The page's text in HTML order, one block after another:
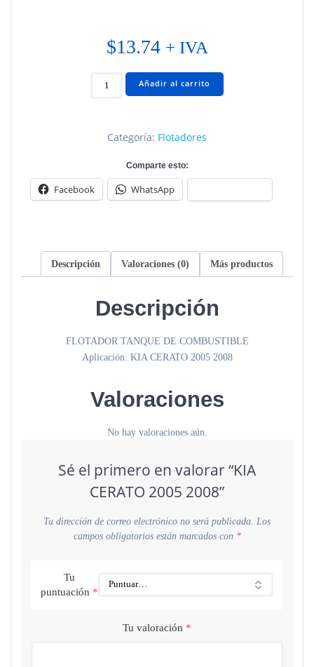
$13.74 + IVA
CERATO
cantidad
Añadir al carrito
Categoría: Flotadores
Comparte esto:
Facebook WhatsApp
Descripción Valoraciones (0) Más productos
Descripción
FLOTADOR TANQUE DE COMBUSTIBLE
Aplicación: KIA CERATO 2005 2008
Valoraciones
No hay valoraciones aún.
Sé el primero en valorar “KIA
CERATO 2005 2008”
Tu dirección de correo electrónico no será publicada. Los
campos obligatorios están marcados con *
Tu
puntuación *
Tu valoración *